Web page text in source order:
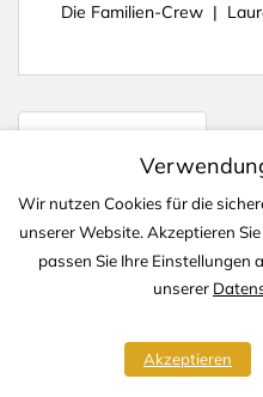
Die Familien-Crew |
Erlebnisse von
Copyright © 2020-
Wir nutzen Cookies für die
unserer Website. Akzeptieren
passen Sie Ihre Einstellungen
unserer
Akzeptieren